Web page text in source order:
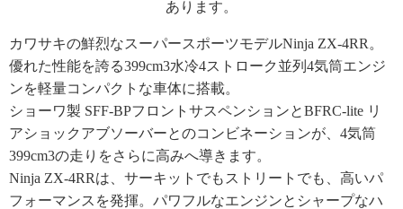
あります。
カワサキの鮮烈なスーパースポーツモデルNinja ZX-4RR。
優れた性能を誇る399cm3水冷4ストローク並列4気筒エンジ
ンを軽量コンパクトな車体に搭載。
ショーワ製 SFF-BPフロントサスペンションとBFRC-lite リ
アショックアブソーバーとのコンビネーションが、4気筒
399cm3の走りをさらに高みへ導きます。
Ninja ZX-4RRは、サーキットでもストリートでも、高いパ
フォーマンスを発揮。パワフルなエンジンとシャープなハ